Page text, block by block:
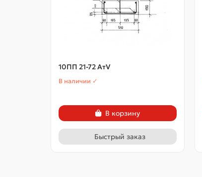
10ПП 21-72 АтV
В наличии ✓
В корзину
Быстрый заказ